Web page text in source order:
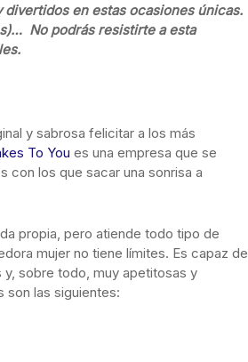
en estas ocasiones únicas.
No podrás resistirte a esta
y sabrosa felicitar a los más
To You es una empresa que se
los que sacar una sonrisa a
propia, pero atiende todo tipo de
mujer no tiene límites. Es capaz de
sobre todo, muy apetitosas y
son las siguientes: